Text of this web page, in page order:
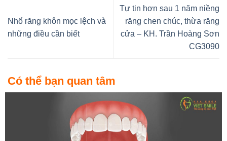
Nhổ răng khôn mọc lệch và
những điều cần biết
Tự tin hơn sau 1 năm niềng
răng chen chúc, thừa răng
cửa – KH. Trần Hoàng Sơn
CG3090
Có thể bạn quan tâm